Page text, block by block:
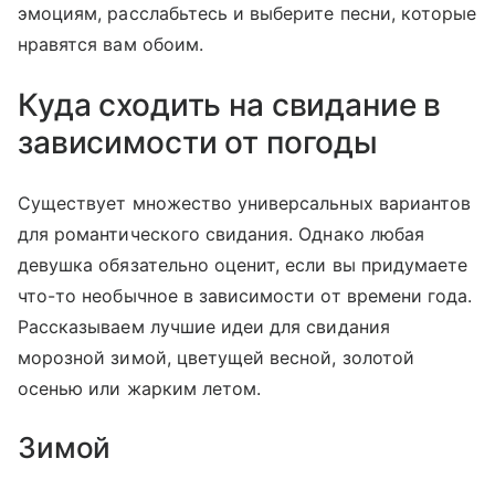
эмоциям, расслабьтесь и выберите песни, которые
нравятся вам обоим.
Куда сходить на свидание в
зависимости от погоды
Существует множество универсальных вариантов
для романтического свидания. Однако любая
девушка обязательно оценит, если вы придумаете
что-то необычное в зависимости от времени года.
Рассказываем лучшие идеи для свидания
морозной зимой, цветущей весной, золотой
осенью или жарким летом.
Зимой